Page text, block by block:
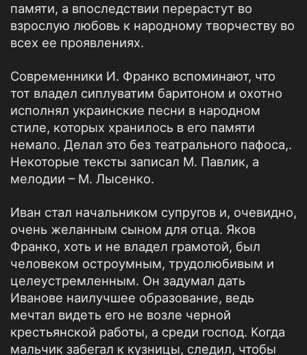
памяти, а впоследствии перерастут во
взрослую любовь к народному творчеству во
всех ее проявлениях.
Современники И. Франко вспоминают, что
тот владел сиплуватим баритоном и охотно
исполнял украинские песни в народном
стиле, которых хранилось в его памяти
немало. Делал это без театрального пафоса,.
Некоторые тексты записал М. Павлик, а
мелодии – М. Лысенко.
Иван стал начальником супругов и, очевидно,
очень желанным сыном для отца. Яков
Франко, хоть и не владел грамотой, был
человеком остроумным, трудолюбивым и
целеустремленным. Он задумал дать
Иванове наилучшее образование, ведь
мечтал видеть его не возле черной
крестьянской работы, а среди господ. Когда
мальчик забегал к кузницы, следил, чтобы